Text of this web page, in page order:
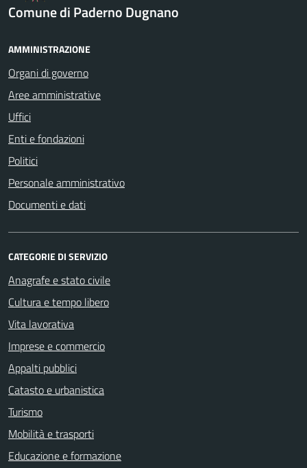
Comune di Paderno Dugnano
AMMINISTRAZIONE
Organi di governo
Aree amministrative
Uffici
Enti e fondazioni
Politici
Personale amministrativo
Documenti e dati
CATEGORIE DI SERVIZIO
Anagrafe e stato civile
Cultura e tempo libero
Vita lavorativa
Imprese e commercio
Appalti pubblici
Catasto e urbanistica
Turismo
Mobilità e trasporti
Educazione e formazione